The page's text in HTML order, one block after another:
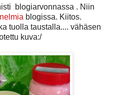
blogiarvonnassa . Niin
blogissa. Kiitos.
tuolla taustalla.... vähäsen
kuva:/